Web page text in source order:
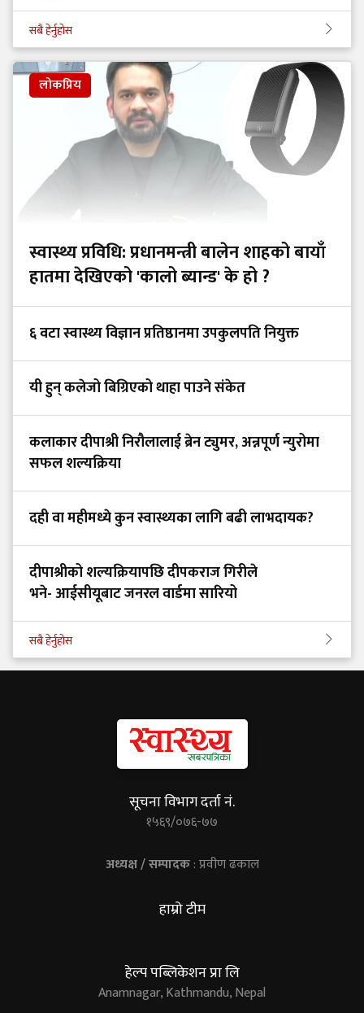
सबै हेर्नुहोस
लोकप्रिय
स्वास्थ्य प्रविधि: प्रधानमन्त्री बालेन शाहको बायाँ
हातमा देखिएको 'कालो ब्यान्ड' के हो ?
६ वटा स्वास्थ्य विज्ञान प्रतिष्ठानमा उपकुलपति नियुक्त
यी हुन् कलेजो बिग्रिएको थाहा पाउने संकेत
कलाकार दीपाश्री निरौलालाई ब्रेन ट्युमर, अन्नपूर्ण न्युरोमा
सफल शल्यक्रिया
दही वा महीमध्ये कुन स्वास्थ्यका लागि बढी लाभदायक?
दीपाश्रीको शल्यक्रियापछि दीपकराज गिरीले
भने- आईसीयूबाट जनरल वार्डमा सारियो
सबै हेर्नुहोस
सूचना विभाग दर्ता नं.
१५६९/०७६-७७
अध्यक्ष / सम्पादक: प्रवीण ढकाल
हाम्रो टीम
हेल्प पब्लिकेशन प्रा लि
Anamnagar, Kathmandu, Nepal